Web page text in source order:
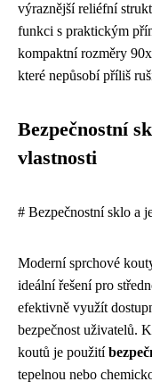
výraznější reliéfní
funkci s praktickým
kompaktní rozměry
které nepůsobí příliš
Bezpečnostní
vlastnosti
# Bezpečnostní sklo a
Moderní sprchové
ideální řešení pro
efektivně využít
bezpečnost uživatelů.
koutů je použití
tepelnou nebo